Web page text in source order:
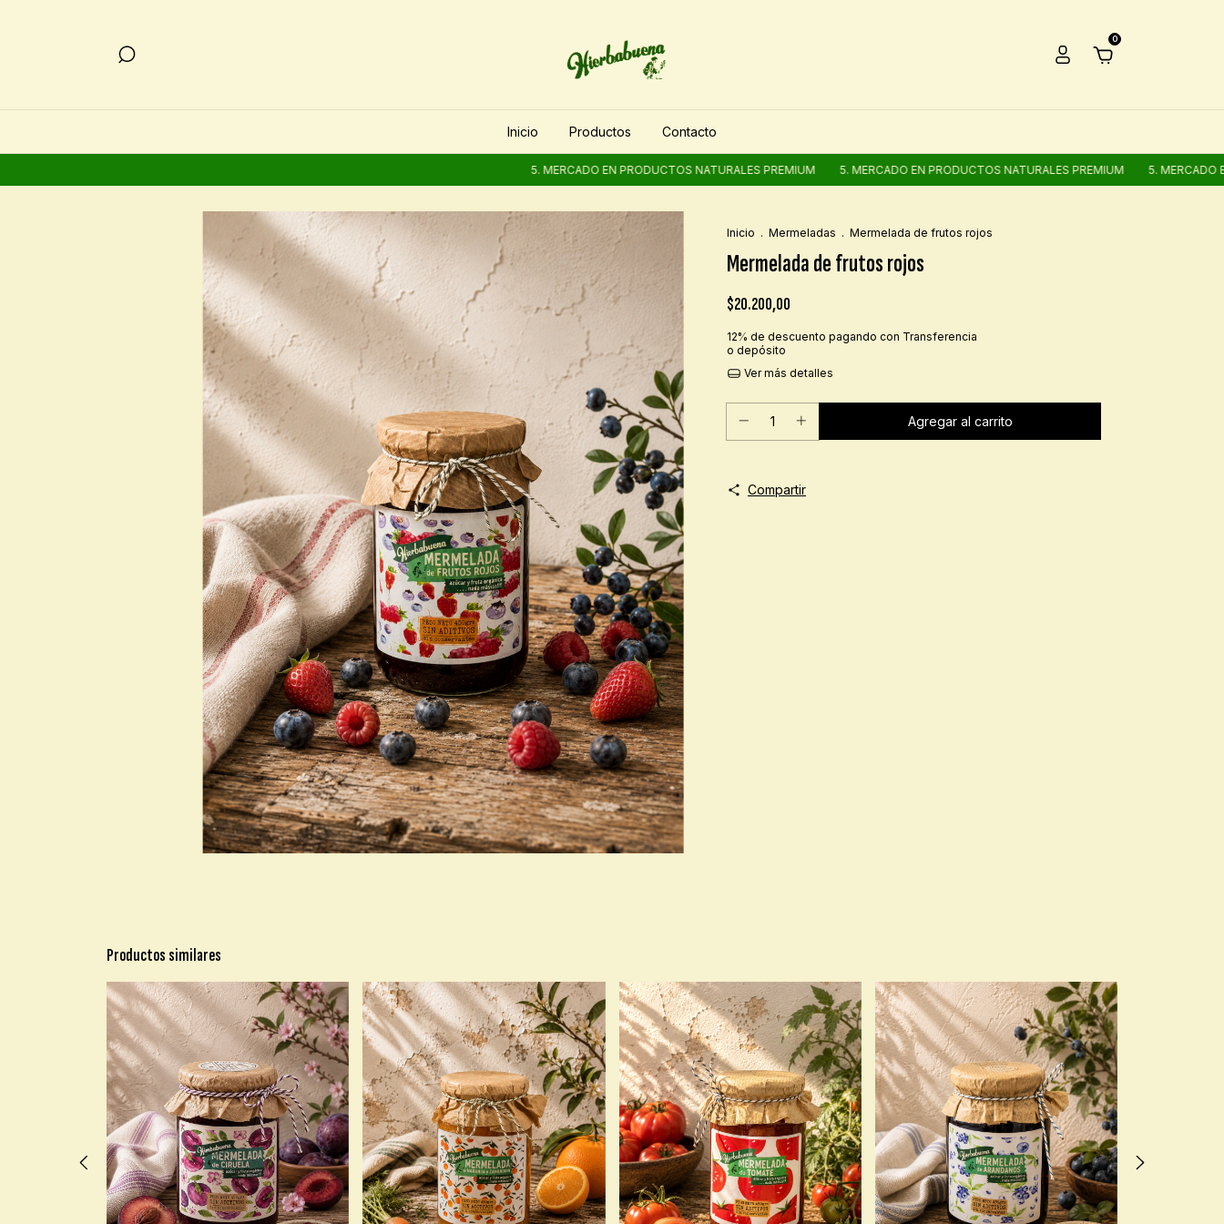
0
Inicio Productos Contacto
5. MERCADO EN PRODUCTOS NATURALES PREMIUM 5. MERCADO EN PRODUCTOS NATURALES PREMIUM 5. MERCADO EN
Inicio . Mermeladas . Mermelada de frutos rojos
Mermelada de frutos rojos
$20.200,00
12% de descuento pagando con Transferencia
o depósito
Ver más detalles
Compartir
Productos similares